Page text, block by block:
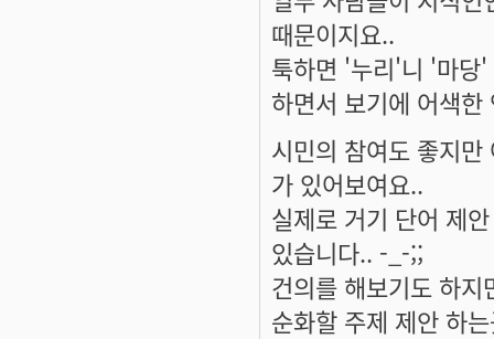
때문이지요..
툭하면 '누리'니 '마당'
하면서 보기에 어색
시민의 참여도 좋지
가 있어보여요..
실제로 거기 단어 제
있습니다.. -_-;;
건의를 해보기도 하
순화할 주제 제안 하